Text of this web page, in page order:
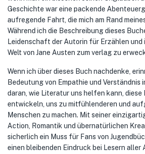
Geschichte war eine packende
aufregende Fahrt, die mich am Rand
Während ich die Beschreibung dieses
Leidenschaft der Autorin für Erzählen und
Welt von Jane Austen zum verlag zu
Wenn ich über dieses Buch nachdenke,
Bedeutung von Empathie und Verständnis
daran, wie Literatur uns helfen kann,
entwickeln, uns zu mitfühlenderen und
Menschen zu machen. Mit seiner
Action, Romantik und übernatürlichen
sicherlich ein Muss für Fans von
einen bleibenden Eindruck bei Lesern aller